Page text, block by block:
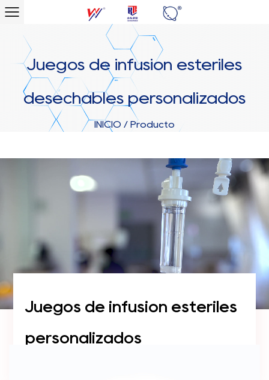
Juegos de infusión estériles
desechables personalizados
INICIO / Producto
Juegos de infusión estériles
personalizados